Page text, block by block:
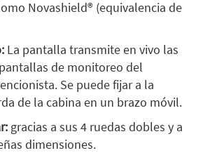
Novashield® (equivalencia de
La pantalla transmite en vivo las
de monitoreo del
Se puede fijar a la
de la cabina en un brazo móvil.
gracias a sus 4 ruedas dobles y a
dimensiones.